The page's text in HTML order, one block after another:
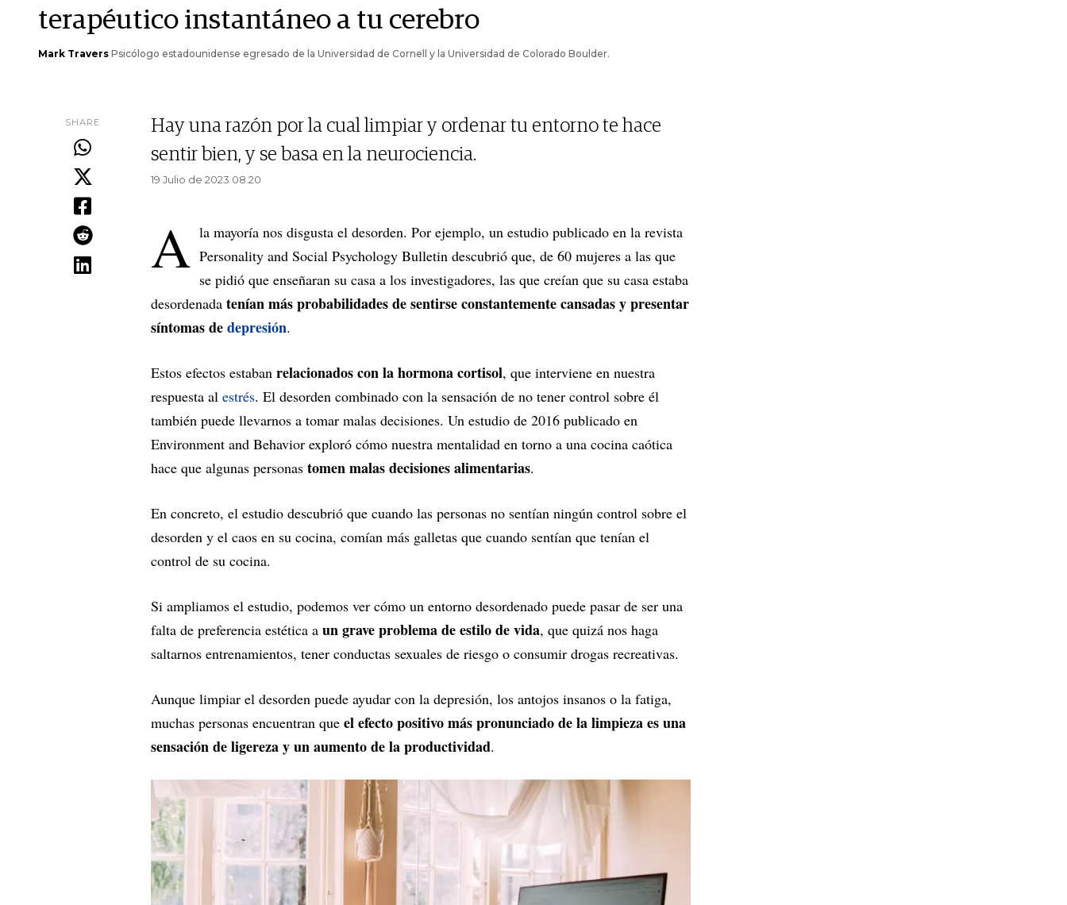
terapéutico instantáneo a tu cerebro
Mark Travers Psicólogo estadounidense egresado de la Universidad de Cornell y la Universidad de Colorado Boulder.
SHARE
Hay una razón por la cual limpiar y ordenar tu entorno te hace
sentir bien, y se basa en la neurociencia.
19 Julio de 2023 08.20
A la mayoría nos disgusta el desorden. Por ejemplo, un estudio publicado en la revista
Personality and Social Psychology Bulletin descubrió que, de 60 mujeres a las que
se pidió que enseñaran su casa a los investigadores, las que creían que su casa estaba
desordenada tenían más probabilidades de sentirse constantemente cansadas y presentar
síntomas dedepresión.
Estos efectos estaban relacionados con la hormona cortisol, que interviene en nuestra
respuesta al estrés. El desorden combinado con la sensación de no tener control sobre él
también puede llevarnos a tomar malas decisiones. Un estudio de 2016 publicado en
Environment and Behavior exploró cómo nuestra mentalidad en torno a una cocina caótica
hace que algunas personas tomen malas decisiones alimentarias.
En concreto, el estudio descubrió que cuando las personas no sentían ningún control sobre el
desorden y el caos en su cocina, comían más galletas que cuando sentían que tenían el
control de su cocina.
Si ampliamos el estudio, podemos ver cómo un entorno desordenado puede pasar de ser una
falta de preferencia estética a un grave problema de estilo de vida, que quizá nos haga
saltarnos entrenamientos, tener conductas sexuales de riesgo o consumir drogas recreativas.
Aunque limpiar el desorden puede ayudar con la depresión, los antojos insanos o la fatiga,
muchas personas encuentran que el efecto positivo más pronunciado de la limpieza es una
sensación de ligereza y un aumento de la productividad.